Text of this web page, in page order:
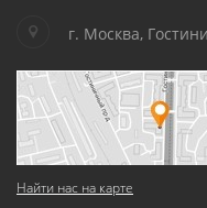
г. Москва,
Найти нас на карте